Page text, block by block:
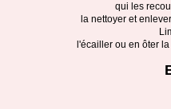
qui les
la nettoyer et
l'écailler ou en ôter